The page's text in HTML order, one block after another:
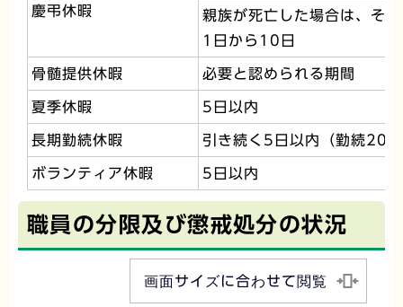
慶弔休暇
親族が死亡した場合は、そ
1日から10日
骨髄提供休暇 必要と認められる期間
夏季休暇 5日以内
長期勤続休暇 引き続く5日以内（勤続20
ボランティア休暇 5日以内
職員の分限及び懲戒処分の状況
画面サイズに合わせて閲覧